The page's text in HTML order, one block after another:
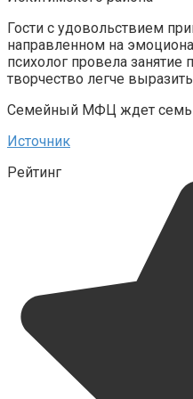
Гости с удовольствием
направленном на
психолог провела занятие
творчество легче
Семейный МФЦ ждет
Источник
Рейтинг